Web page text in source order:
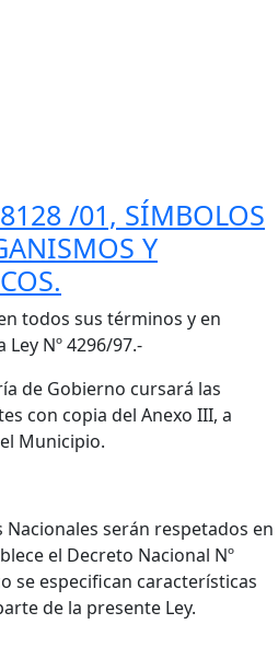
/01, SÍMBOLOS
Y
todos sus términos y en
Nº 4296/97.-
de Gobierno cursará las
con copia del Anexo III, a
Municipio.
Nacionales serán respetados en
el Decreto Nacional Nº
se especifican características
de la presente Ley.